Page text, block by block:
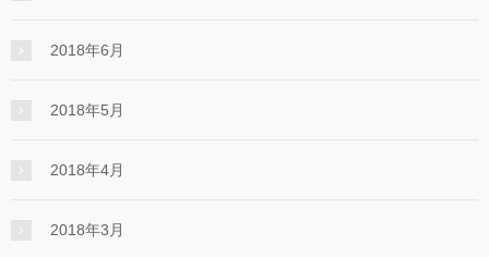
2018年6月
2018年5月
2018年4月
2018年3月